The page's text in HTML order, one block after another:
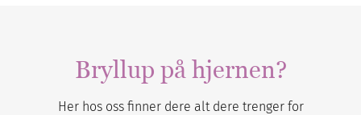
Bryllup på hjernen?
Her hos oss finner dere alt dere trenger for